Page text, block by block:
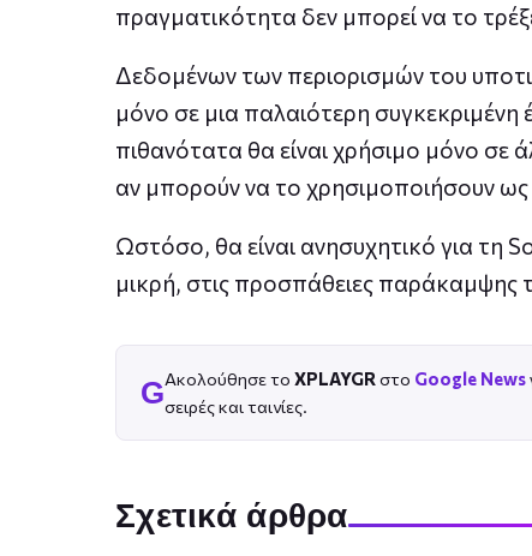
πραγματικότητα δεν μπορεί να το
Δεδομένων των περιορισμών του
μόνο σε μια παλαιότερη
πιθανότατα θα είναι χρήσιμο μόνο σε
αν μπορούν να το χρησιμοποιήσουν ως
Ωστόσο, θα είναι ανησυχητικό για τη
μικρή, στις προσπάθειες παράκαμψης
GΑκολούθησε το XPLAYGR στο Google News
σειρές και ταινίες.
Σχετικά άρθρα